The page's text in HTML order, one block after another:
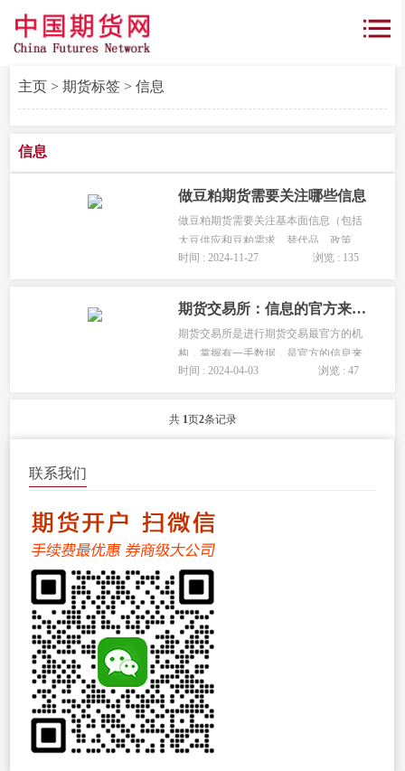
主页> 期货标签> 信息
信息
做豆粕期货需要关注哪些信息
做豆粕期货需要关注基本面信息（包括
大豆供应和豆粕需求、替代品、政策、
国际市场）、技术分析信息（价格走
场情绪和资金流向、季节性因素，以及
交易规则和成本相关信息。...
时间 : 2024-11-27 浏览 : 135
期货交易所：信息的官方来源地
期货交易所是进行期货交易最官方的机
构，掌握有一手数据，是官方的信息来
源地，每天可能公布以下消息 ： 交易数
额、持仓量等数据。 合约价格 ：各...
时间 : 2024-04-03 浏览 : 47
共 1页2条记录
联系我们